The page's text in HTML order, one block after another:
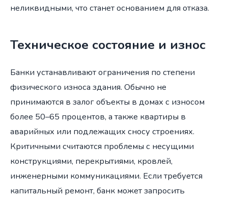
неликвидными, что станет основанием для отказа.
Техническое состояние и износ
Банки устанавливают ограничения по степени
физического износа здания. Обычно не
принимаются в залог объекты в домах с износом
более 50–65 процентов, а также квартиры в
аварийных или подлежащих сносу строениях.
Критичными считаются проблемы с несущими
конструкциями, перекрытиями, кровлей,
инженерными коммуникациями. Если требуется
капитальный ремонт, банк может запросить